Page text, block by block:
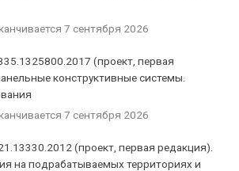
7 сентября 2026
(проект, первая
конструктивные системы.
7 сентября 2026
(проект, первая редакция).
на подрабатываемых территориях и